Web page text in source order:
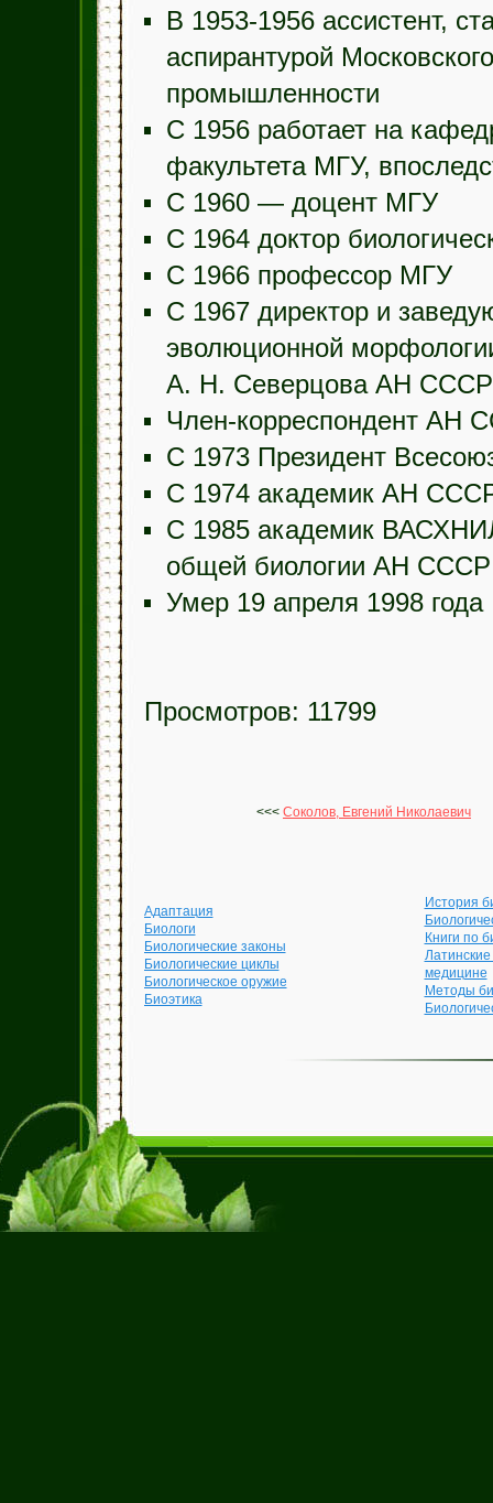
В 1953-1956 ассистент,
аспирантурой
промышленности
С 1956 работает на
факультета МГУ,
С 1960 — доцент МГУ
С 1964 доктор
С 1966 профессор МГУ
С 1967 директор и
эволюционной
А. Н. Северцова АН СССР
Член-корреспондент АН
С 1973 Президент
С 1974 академик АН
С 1985 академик
общей биологии АН СССР
Умер 19 апреля 1998 года
Просмотров: 11799
<<< Соколов, Евгений Николаевич
Адаптация
Биологи
Биологические законы
Биологические циклы
Биологическое оружие
Биоэтика
История
Книги по
медицине
Методы